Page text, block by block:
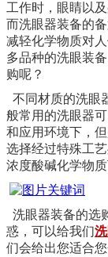
工作时，眼睛以
而洗眼器装备的
减轻化学物质对
多品种的洗眼装
购呢？
不同材质的洗眼
般常用的洗眼器
和应用环境下，
选择经过特殊工
浓度酸碱化学物质
洗眼器装备的选
惑，可以给我们
们会给出您适合